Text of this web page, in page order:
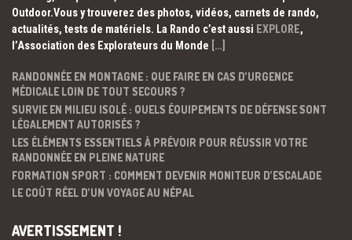
Outdoor.Vous y trouverez des photos, vidéos, carnets de rando,
actualités, tests de matériels. La Rando c’est aussi EXPLORE,
l’Association des Explorateurs du Monde […]
RANDONNÉE EN MONTAGNE : QUE FAIRE EN CAS D’URGENCE
MÉDICALE LOIN DE TOUT SECOURS ?
SURVIE EN MILIEU ISOLÉ : QUELS ÉQUIPEMENTS DE DÉFENSE SONT
LÉGALEMENT AUTORISÉS ?
LES ÉLÉMENTS ESSENTIELS À PRÉVOIR POUR RÉUSSIR VOTRE
RANDONNÉE EN PLEINE NATURE
FORMATION SPORT : COMMENT DEVENIR MONITEUR D’ESCALADE
LE COÛT RÉEL D’UN VOYAGE AU NÉPAL
AVERTISSEMENT !